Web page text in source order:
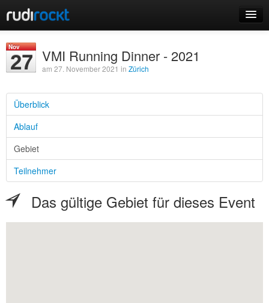
Events
Login
Registrieren
Nov
27 VMI Running Dinner - 2021
am 27. November 2021 in Zürich
Überblick
Ablauf
Gebiet
Teilnehmer
Das gültige Gebiet für dieses Event